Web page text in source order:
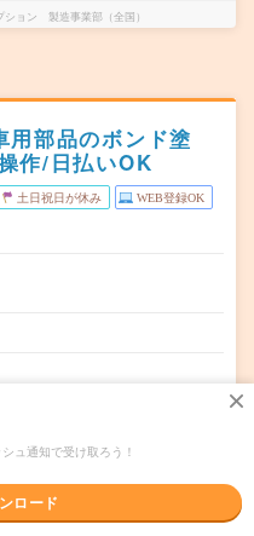
ョン 製造事業部（全国）
用部品のボンド塗
作/日払いOK
土日祝日が休み WEB登録OK
迎！
ュ通知で受け取ろう！
ロード